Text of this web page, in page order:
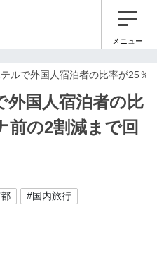
メニュー
ルで外国人宿泊者の比率が25％
外国人宿泊者の比
前の2割減まで回
#国内旅行